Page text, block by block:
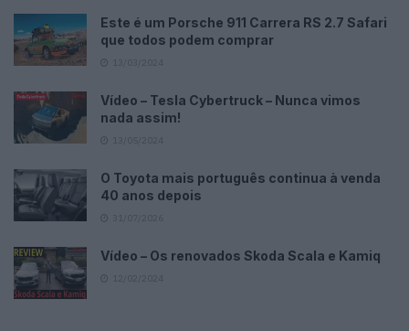
Este é um Porsche 911 Carrera RS 2.7 Safari
que todos podem comprar
Vídeo – Tesla Cybertruck – Nunca vimos
nada assim!
O Toyota mais português continua à venda
40 anos depois
Vídeo – Os renovados Skoda Scala e Kamiq